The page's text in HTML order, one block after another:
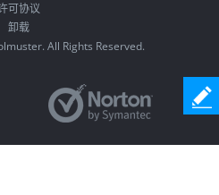
可协议
卸载
All Rights Reserved.